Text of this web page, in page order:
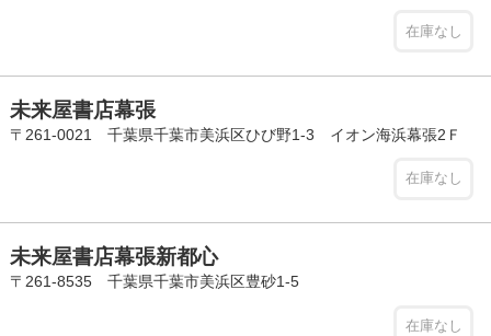
在庫なし
未来屋書店幕張
〒261-0021 千葉県千葉市美浜区ひび野1-3 イオン海浜幕張2Ｆ
在庫なし
未来屋書店幕張新都心
〒261-8535 千葉県千葉市美浜区豊砂1-5
在庫なし